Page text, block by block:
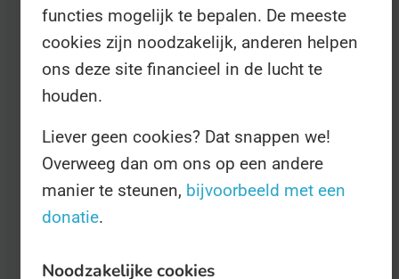
American Academy of Otolaryngology-Head
and Neck Surgery (Amerikaanse Akademie
van keel,- neus- en oorartsen) sponsort deze
Dag. De Internationale Dag van de Stem is in
2002 opgericht naar het voorbeeld van een
Braziliaanse groep stem-specialisten die in
1999 een Braziliaanse Dag van de Stem op
hebben opgericht.
functies mogelijk te bepalen. De meeste
cookies zijn noodzakelijk, anderen helpen
ons deze site financieel in de lucht te
houden.
Liever geen cookies? Dat snappen we!
Overweeg dan om ons op een andere
manier te steunen, bijvoorbeeld met een
donatie.
Noodzakelijke cookies